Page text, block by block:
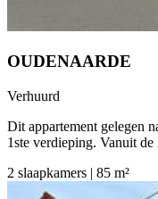
OUDENAARDE
Verhuurd
Dit appartement gelegen
1ste verdieping. Vanuit de
2 slaapkamers | 85 m²